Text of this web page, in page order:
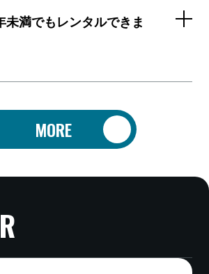
ますので、8時間プランの方は
しください。
未満でもレンタルできま
(適切なクラッチ切替え操作等)
作が必要となる場合がございま
を教えてください。
できますか？
できないため、一度キャンセル
MORE